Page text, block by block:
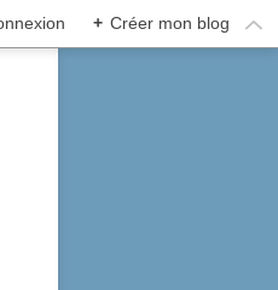
+ Créer mon blog